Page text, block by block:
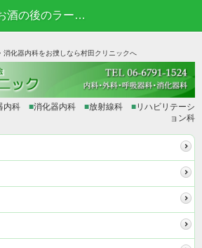
お酒の後のラーメン | あれこれブログ
消化器内科をお捜しなら村田クリニックへ
内科 ■消化器内科 ■放射線科 ■リハビリテーシ
ョン科